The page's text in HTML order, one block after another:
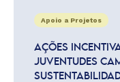
Apoio a Projetos
AÇÕES
JUVENTUDES